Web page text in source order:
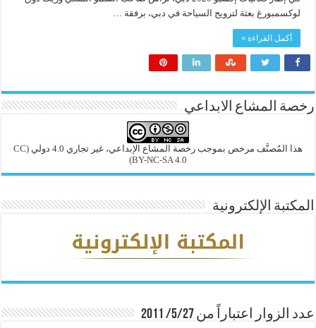
لوكسمبورغ بعثة لترويج السياحة في دبي، برفقة …
أكمل القراءة »
رخصة المشاع الابداعي
هذا المُصنَّف مرخص بموجب رخصة المشاع الإبداعي، غير تجاري 4.0 دولي
(CC
BY-NC-SA 4.0)
المكتبة الإلكترونية
عدد الزوار اعتباراً من 5/27/ 2011